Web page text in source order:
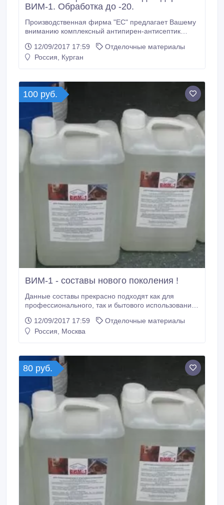
ВИМ-1. Обработка до -20.
Производственная фирма "ЕС" предлагает Вашему
вниманию комплексный антипирен-антисептик
составы прекрасно подходят как для
профессионального, так и бытового использования.
древесины и изделий на её основе способом
поверхностной пропитки.
12/09/2017 17:59
Отделочные материалы
Россия, Курган
100 руб.
ВИМ-1 - составы нового поколения !
Данные составы прекрасно подходят как для
профессионального, так и бытового использования.
обработки древесины и выполняют ряд задач по
сохранению Вашего имущества: - препятствуют
древесину от гниения; - защищают древесину от
насекомых-вредителей; - выделяют структуру
древесины и придают приятный цвет.
12/09/2017 17:59
Отделочные материалы
Россия, Москва
80 руб.